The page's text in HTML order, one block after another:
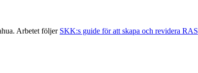
Arbetet följer SKK:s guide för att skapa och revidera RAS